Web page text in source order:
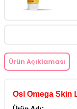
Ürün Açıklaması
Osl Omega Skin